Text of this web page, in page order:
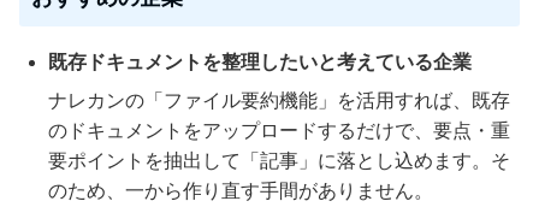
既存ドキュメントを整理したいと考えている企業
ナレカンの「ファイル要約機能」を活用すれば、既存
のドキュメントをアップロードするだけで、要点・重
要ポイントを抽出して「記事」に落とし込めます。そ
のため、一から作り直す手間がありません。